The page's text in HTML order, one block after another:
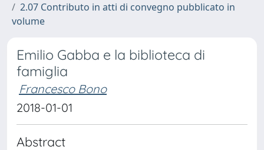
2.07 Contributo in atti di convegno pubblicato in
volume
Emilio Gabba e la biblioteca di
famiglia
Francesco Bono
2018-01-01
Abstract